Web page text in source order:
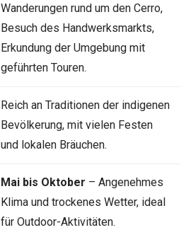
Wanderungen rund um den Cerro,
Besuch des Handwerksmarkts,
Erkundung der Umgebung mit
geführten Touren.
Reich an Traditionen der indigenen
Bevölkerung, mit vielen Festen
und lokalen Bräuchen.
Mai bis Oktober – Angenehmes
Klima und trockenes Wetter, ideal
für Outdoor-Aktivitäten.